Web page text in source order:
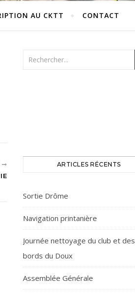
AU CKTT CONTACT
ARTICLES RÉCENTS
Sortie Drôme
Navigation printanière
Journée nettoyage du club et des
bords du Doux
Assemblée Générale